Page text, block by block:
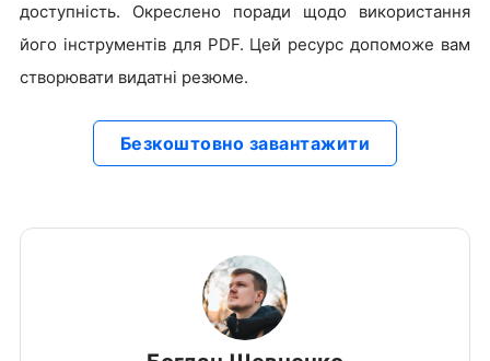
доступність. Окреслено поради щодо використання
його інструментів для PDF. Цей ресурс допоможе вам
створювати видатні резюме.
Безкоштовно завантажити